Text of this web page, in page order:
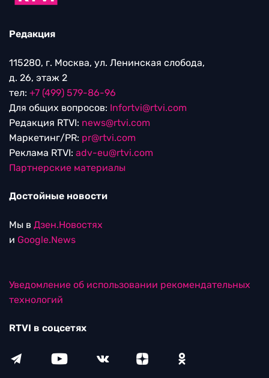
Редакция
115280, г. Москва, ул. Ленинская слобода,
д. 26, этаж 2
тел: +7 (499) 579-86-96
Для общих вопросов: Infortvi@rtvi.com
Редакция RTVI: news@rtvi.com
Маркетинг/PR: pr@rtvi.com
Реклама RTVI: adv-eu@rtvi.com
Партнерские материалы
Достойные новости
Мы в Дзен.Новостях
и Google.News
Уведомление об использовании рекомендательных
технологий
RTVI в соцсетях